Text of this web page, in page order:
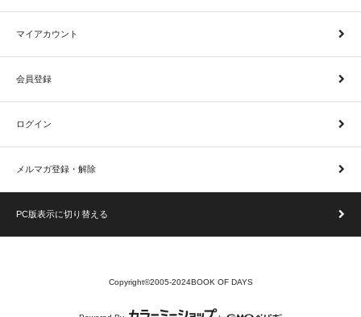
マイアカウント
会員登録
ログイン
メルマガ登録・解除
PC版表示に切り替える
Copyright©2005-2024BOOK OF DAYS